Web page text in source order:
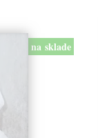
na sklade